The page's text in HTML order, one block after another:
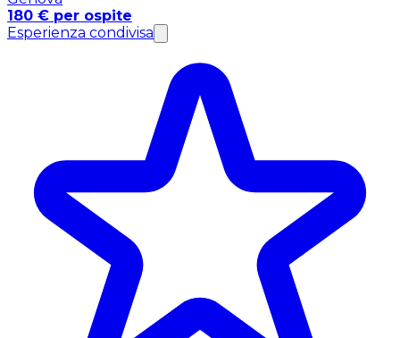
180 € per ospite
Esperienza condivisa